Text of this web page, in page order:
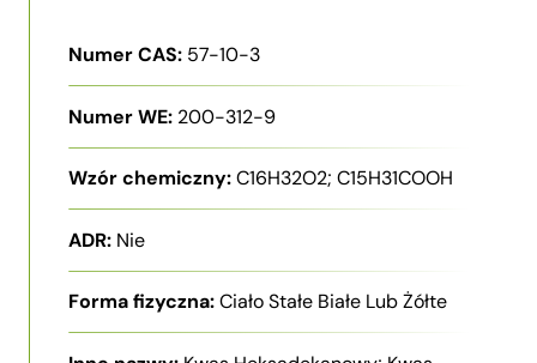
Numer CAS: 57-10-3
Numer WE: 200-312-9
Wzór chemiczny:C16H32O2; C15H31COOH
ADR: Nie
Forma fizyczna:Ciało Stałe Białe Lub Żółte